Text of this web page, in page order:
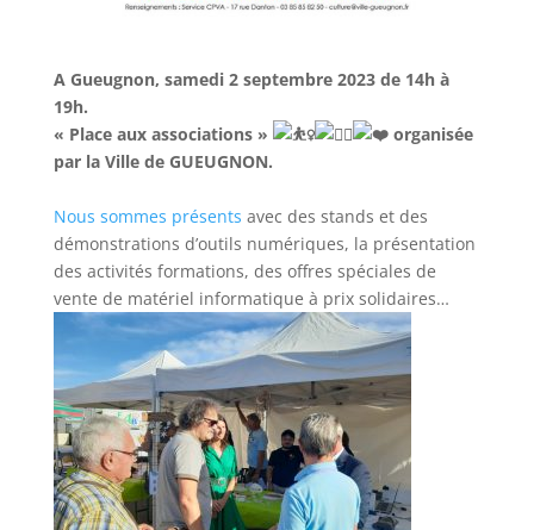
A Gueugnon, samedi 2 septembre 2023 de 14h à
19h.
« Place aux associations »
organisée
par la Ville de GUEUGNON.
Nous sommes présents avec des stands et des
démonstrations d’outils numériques, la présentation
des activités formations, des offres spéciales de
vente de matériel informatique à prix solidaires…